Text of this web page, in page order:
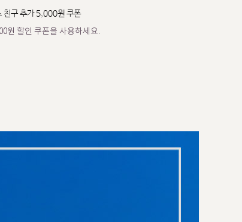
친구 추가 5,000원 쿠폰
원 할인 쿠폰을 사용하세요.